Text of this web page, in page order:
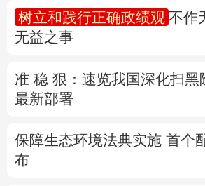
新疆 内蒙古 黑龙
多语种频道
树立和践行正确政绩观 不作
无益之事
准 稳 狠：速览我国深化扫黑
最新部署
保障生态环境法典实施 首个
布